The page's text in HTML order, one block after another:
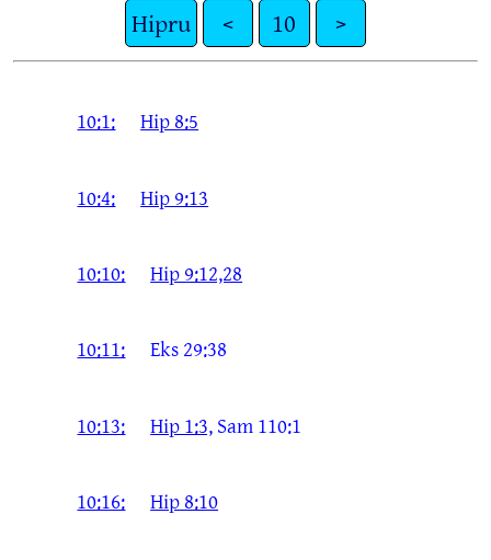
Hipru
< 10 >
10:1: Hip 8:5
10:4: Hip 9:13
10:10: Hip 9:12,28
10:11: Eks 29:38
10:13: Hip 1:3,Sam 110:1
10:16: Hip 8:10